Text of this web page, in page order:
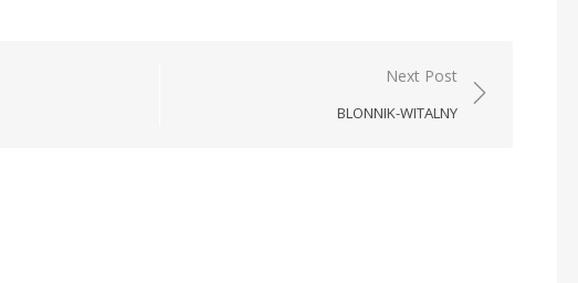
Next Post
BLONNIK-WITALNY